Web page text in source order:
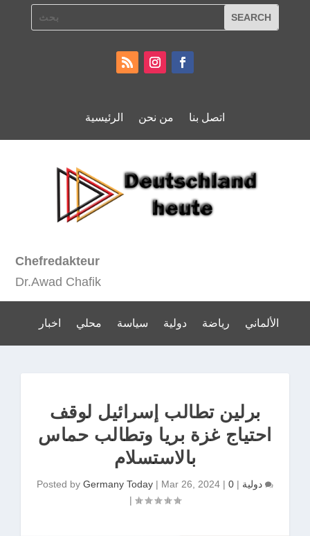
الرئيسية من نحن اتصل بنا
Chefredakteur
Dr.Awad Chafik
اخبار محلي سياسة دولية رياضة الألماني
برلين تطالب إسرائيل لوقف
احتياج غزة بريا وتطالب حماس
بالاستسلام
Posted by Germany Today | Mar 26, 2024 | دولية |
|